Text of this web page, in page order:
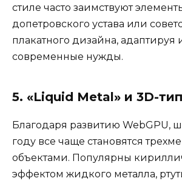
стиле часто заимствуют
допетровского устава или
плакатного дизайна, адаптируя
современные нужды.
5. «Liquid Metal» и 3D-
Благодаря развитию WebGPU,
году все чаще становятся
объектами. Популярны
эффектом жидкого металла,